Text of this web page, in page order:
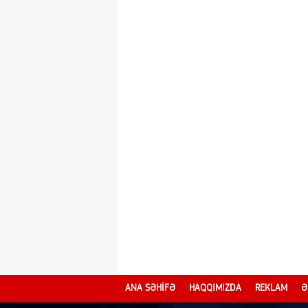
ANA SƏHİFƏ HAQQIMIZDA REKLAM